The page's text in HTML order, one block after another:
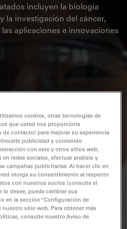
incluyen la biología
la investigación del cáncer,
aplicaciones e innovaciones
cookies, otras tecnologías de
que usted nos proporciona
contacto) para mejorar su experiencia
publicidad y contenido
con este y otros sitios web,
redes sociales, efectuar análisis y
campañas publicitarias. Al hacer clic en
otorga su consentimiento al respecto
con nuestros socios (consulte el
lo desee, puede cambiar sus
en la sección “Configuración de
nuestro sitio web. Para obtener más
consulte nuestro Aviso de